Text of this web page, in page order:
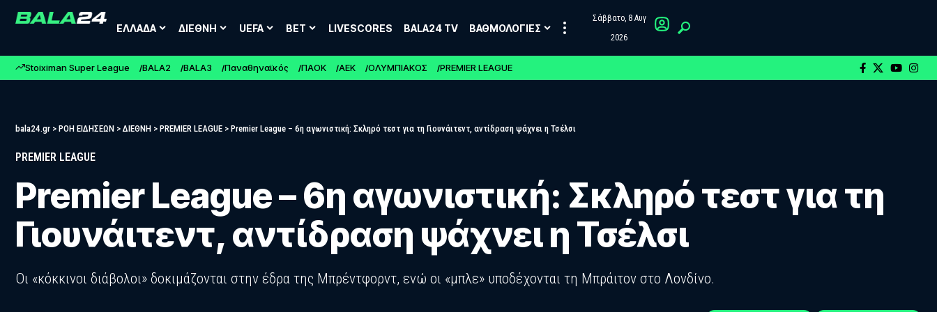
ΕΛΛΑΔΑ ΔΙΕΘΝΗ UEFA BET LIVESCORES BALA24 TV ΒΑΘΜΟΛΟΓΙΕΣ
Σάββατο, 8 Αυγ
2026
Stoiximan Super League BALA2 BALA3 Παναθηναϊκός ΠΑΟΚ ΑΕΚ ΟΛΥΜΠΙΑΚΟΣ PREMIER LEAGUE
bala24.gr > ΡΟΗ ΕΙΔΗΣΕΩΝ > ΔΙΕΘΝΗ > PREMIER LEAGUE > Premier League – 6η αγωνιστική: Σκληρό τεστ για τη Γιουνάιτεντ, αντίδραση ψάχνει η Τσέλσι
PREMIER LEAGUE
Premier League – 6η αγωνιστική: Σκληρό τεστ για τη
Γιουνάιτεντ, αντίδραση ψάχνει η Τσέλσι
Οι «κόκκινοι διάβολοι» δοκιμάζονται στην έδρα της Μπρέντφορντ, ενώ οι «μπλε» υποδέχονται τη Μπράιτον στο Λονδίνο.